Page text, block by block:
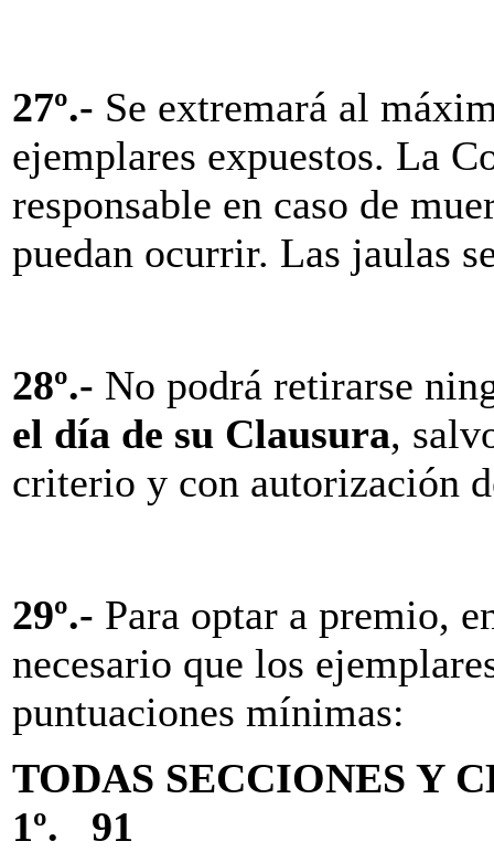
27º.- Se extremará al
ejemplares expuestos. La
responsable en caso de
puedan ocurrir. Las jaulas
28º.- No podrá retirarse
el día de su Clausura,
criterio y con autorización
29º.- Para optar a premio,
necesario que los
puntuaciones mínimas:
TODAS SECCIONES Y
1º. 91